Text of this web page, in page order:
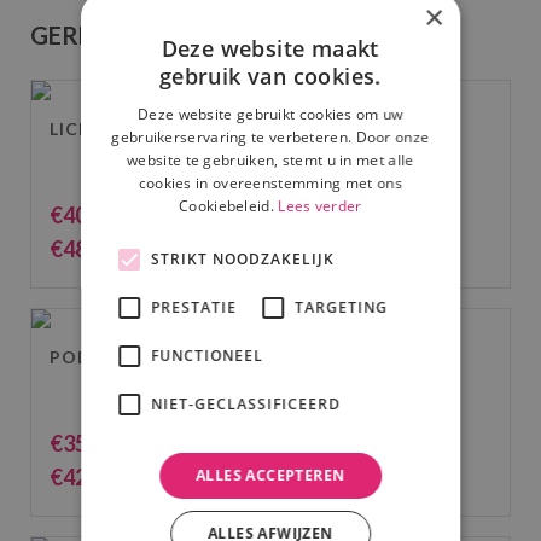
GERELATEERDE PRODUCTEN
LICHTSET 1: 4X LED SPOTS OP STATIEF
€40.00 (excl. BTW)
€48.40 (incl. BTW)
PODIUM LICHTSET 1 LED
€35.00
€42.35 (incl. BTW)
×
Deze website maakt
gebruik van cookies.
Deze website gebruikt cookies om uw
gebruikerservaring te verbeteren. Door onze
website te gebruiken, stemt u in met alle
cookies in overeenstemming met ons
Cookiebeleid. Lees verder
STRIKT NOODZAKELIJK
PRESTATIE TARGETING
FUNCTIONEEL
NIET-GECLASSIFICEERD
ALLES ACCEPTEREN
ALLES AFWIJZEN